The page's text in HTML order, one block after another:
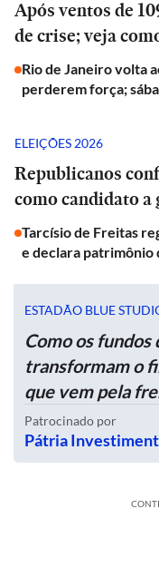
Após ventos de
de crise; veja
Rio de Janeiro volta
perderem força;
ELEIÇÕES 2026
Republicanos
como candidato
Tarcísio de Freitas
e declara patrimônio
ESTADÃO BLUE
Como os
transformam o
que vem pela
Patrocinado por
Pátria